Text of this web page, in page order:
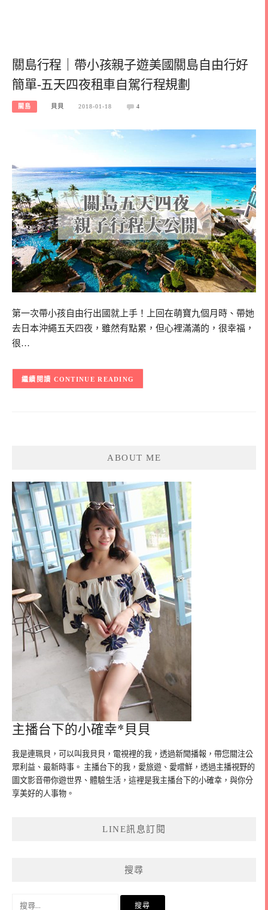
關島行程｜帶小孩親子遊美國關島自由行好
簡單-五天四夜租車自駕行程規劃
關島 貝貝 2018-01-18 4
第一次帶小孩自由行出國就上手！上回在萌寶九個月時、帶她
去日本沖繩五天四夜，雖然有點累，但心裡滿滿的，很幸福，
很…
CONTINUE READING
ABOUT ME
主播台下的小確幸*貝貝
我是連珮貝，可以叫我貝貝，電視裡的我，透過新聞播報，帶您關注公
眾利益、最新時事。 主播台下的我，愛旅遊、愛嚐鮮，透過主播視野的
圖文影音帶你遊世界、體驗生活，這裡是我主播台下的小確幸，與你分
享美好的人事物。
LINE訊息訂閱
搜尋